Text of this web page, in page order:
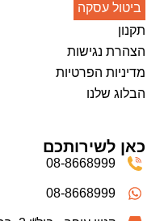
ביטול עסקה
תקנון
הצהרת נגישות
מדיניות הפרטיות
הבלוג שלנו
כאן לשירותכם
08-8668999
08-8668999